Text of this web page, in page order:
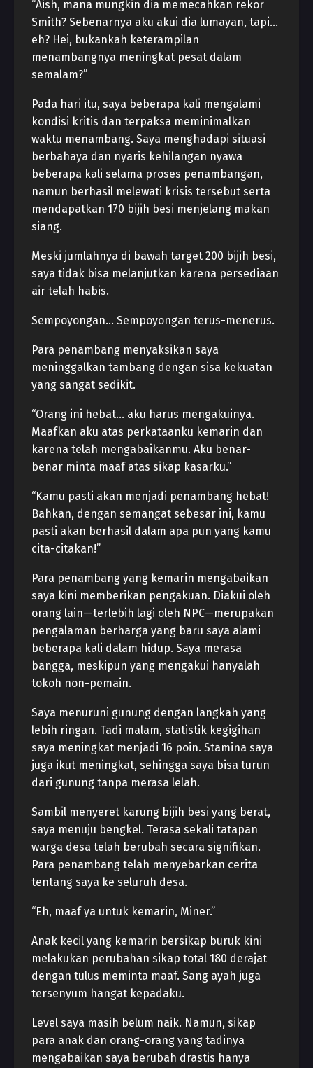
“Aish, mana mungkin dia memecahkan rekor
Smith? Sebenarnya aku akui dia lumayan, tapi…
eh? Hei, bukankah keterampilan
menambangnya meningkat pesat dalam
semalam?”
Pada hari itu, saya beberapa kali mengalami
kondisi kritis dan terpaksa meminimalkan
waktu menambang. Saya menghadapi situasi
berbahaya dan nyaris kehilangan nyawa
beberapa kali selama proses penambangan,
namun berhasil melewati krisis tersebut serta
mendapatkan 170 bijih besi menjelang makan
siang.
Meski jumlahnya di bawah target 200 bijih besi,
saya tidak bisa melanjutkan karena persediaan
air telah habis.
Sempoyongan… Sempoyongan terus-menerus.
Para penambang menyaksikan saya
meninggalkan tambang dengan sisa kekuatan
yang sangat sedikit.
“Orang ini hebat… aku harus mengakuinya.
Maafkan aku atas perkataanku kemarin dan
karena telah mengabaikanmu. Aku benar-
benar minta maaf atas sikap kasarku.”
“Kamu pasti akan menjadi penambang hebat!
Bahkan, dengan semangat sebesar ini, kamu
pasti akan berhasil dalam apa pun yang kamu
cita-citakan!”
Para penambang yang kemarin mengabaikan
saya kini memberikan pengakuan. Diakui oleh
orang lain—terlebih lagi oleh NPC—merupakan
pengalaman berharga yang baru saya alami
beberapa kali dalam hidup. Saya merasa
bangga, meskipun yang mengakui hanyalah
tokoh non-pemain.
Saya menuruni gunung dengan langkah yang
lebih ringan. Tadi malam, statistik kegigihan
saya meningkat menjadi 16 poin. Stamina saya
juga ikut meningkat, sehingga saya bisa turun
dari gunung tanpa merasa lelah.
Sambil menyeret karung bijih besi yang berat,
saya menuju bengkel. Terasa sekali tatapan
warga desa telah berubah secara signifikan.
Para penambang telah menyebarkan cerita
tentang saya ke seluruh desa.
“Eh, maaf ya untuk kemarin, Miner.”
Anak kecil yang kemarin bersikap buruk kini
melakukan perubahan sikap total 180 derajat
dengan tulus meminta maaf. Sang ayah juga
tersenyum hangat kepadaku.
Level saya masih belum naik. Namun, sikap
para anak dan orang-orang yang tadinya
mengabaikan saya berubah drastis hanya